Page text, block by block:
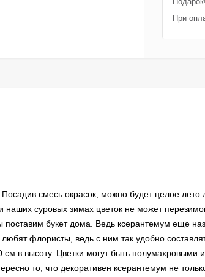
При
смесь окрасок, можно будет целое лето
суровых зимах цветок не может
букет дома. Ведь ксерантемум еще
флористы, ведь с ним так удобно
в высоту. Цветки могут быть
то, что декоративен ксерантемум не